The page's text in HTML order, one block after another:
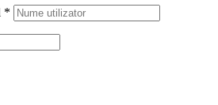
*